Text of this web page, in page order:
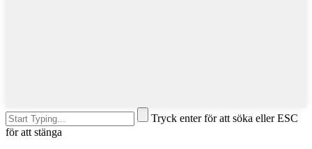
Tryck enter för att söka eller ESC
för att stänga